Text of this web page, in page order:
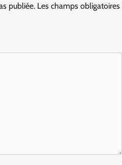
publiée. Les champs obligatoires